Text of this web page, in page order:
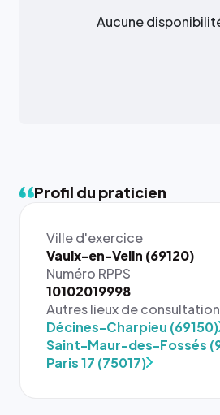
Aucune
Profil du praticien
Ville d'exercice
Vaulx-en-Velin (69120)
Numéro RPPS
10102019998
Autres lieux de consultation
Décines-Charpieu (69150)
Saint-Maur-des-Fossés
Paris 17 (75017)
{# 40×40
: la taille
rendue par
`.profile-